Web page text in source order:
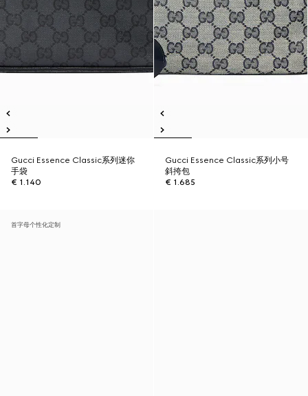
Gucci Essence Classic系列迷你
手袋
€ 1.140
Gucci Essence Classic系列小号
斜挎包
€ 1.685
首字母个性化定制